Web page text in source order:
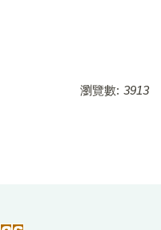
瀏覽數: 3913